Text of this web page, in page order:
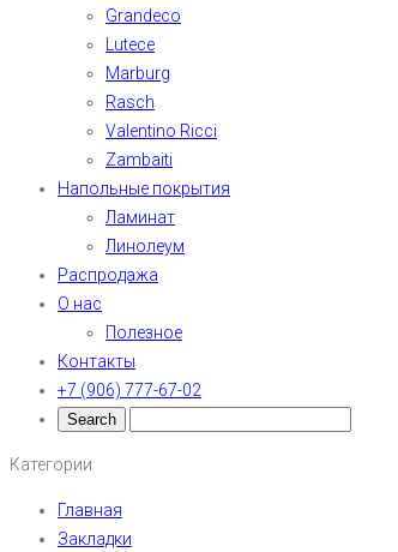
Grandeco
Lutece
Marburg
Rasch
Valentino Ricci
Zambaiti
Напольные покрытия
Ламинат
Линолеум
Распродажа
О нас
Полезное
Контакты
+7 (906) 777-67-02
Категории
Главная
Закладки